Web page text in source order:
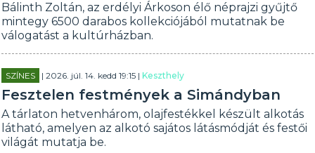
Bálinth Zoltán, az erdélyi Árkoson élő néprajzi gyűjtő
mintegy 6500 darabos kollekciójából mutatnak be
válogatást a kultúrházban.
SZÍNES | 2026. júl. 14. kedd 19:15 |Keszthely
Fesztelen festmények a Simándyban
A tárlaton hetvenhárom, olajfestékkel készült alkotás
látható, amelyen az alkotó sajátos látásmódját és festői
világát mutatja be.